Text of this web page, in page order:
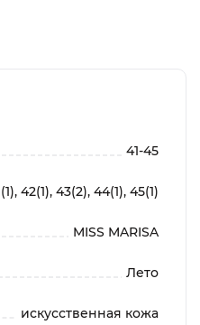
41-45
42(1), 43(2), 44(1), 45(1)
MISS MARISA
Лето
искусственная кожа